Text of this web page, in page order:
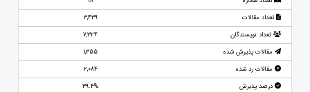
تعداد مقالات
3,439
تعداد نویسندگان
7,324
مقالات پذیرش شده
1,355
مقالات رد شده
2,084
درصد پذیرش
39.4%